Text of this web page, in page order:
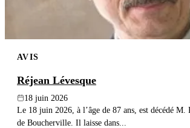
AVIS
Réjean Lévesque
18 juin 2026
Le 18 juin 2026, à l’âge de 87 ans, est décédé M.
de Boucherville. Il laisse dans...